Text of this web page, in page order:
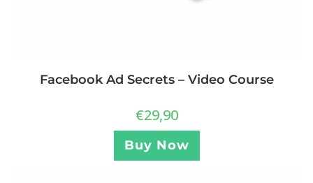
Facebook Ad Secrets – Video Course
€29,90
Buy Now